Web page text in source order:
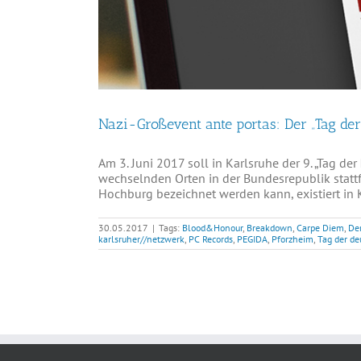
Nazi-Großevent ante portas: Der „Tag
Am 3. Juni 2017 soll in Karlsruhe der 9. „Tag
wechselnden Orten in der Bundesrepublik
Hochburg bezeichnet werden kann, existiert in
30.05.2017 | Tags: Blood&Honour, Breakdown, Carpe Diem,
karlsruher//netzwerk, PC Records, PEGIDA, Pforzheim, Tag der